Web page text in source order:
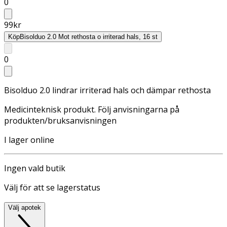
99kr
KöpBisolduo 2.0 Mot rethosta o irriterad hals, 16 st
0
Bisolduo 2.0 lindrar irriterad hals och dämpar rethosta
Medicinteknisk produkt. Följ anvisningarna på
produkten/bruksanvisningen
I lager online
Ingen vald butik
Välj för att se lagerstatus
Välj apotek